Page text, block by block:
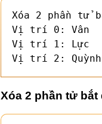
Xóa 2 phần
Vị trí 0: Vân
Vị trí 1: Lực
Vị trí 2: Quỳnh
Xóa 2 phần tử